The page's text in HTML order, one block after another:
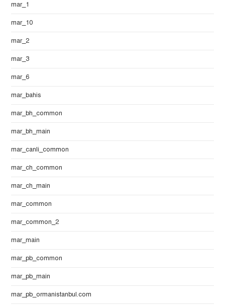
mar_1
mar_10
mar_2
mar_3
mar_6
mar_bahis
mar_bh_common
mar_bh_main
mar_canli_common
mar_ch_common
mar_ch_main
mar_common
mar_common_2
mar_main
mar_pb_common
mar_pb_main
mar_pb_ormanistanbul.com